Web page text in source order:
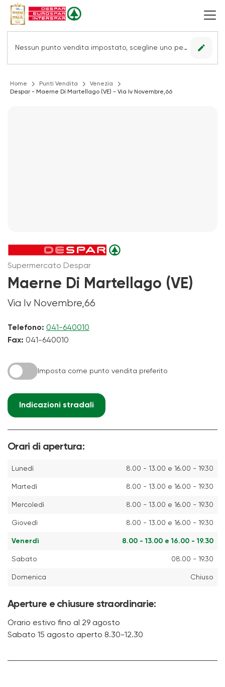
Nessun punto vendita impostato, scegline uno per vedere le offerte. edit
Home Punti Vendita
Venezia
Despar - Maerne Di Martellago (VE) - Via Iv Novembre,66
Supermercato Despar
Maerne Di Martellago (VE)
Via Iv Novembre,66
Telefono: 041-640010
Fax: 041-640010
Imposta come punto vendita preferito
Indicazioni stradali
Orari di apertura:
Lunedì 8.00 - 13.00 e 16.00 - 19.30
Martedì 8.00 - 13.00 e 16.00 - 19.30
Mercoledì 8.00 - 13.00 e 16.00 - 19.30
Giovedì 8.00 - 13.00 e 16.00 - 19.30
Venerdì 8.00 - 13.00 e 16.00 - 19.30
Sabato 08.00 - 19.30
Domenica Chiuso
Aperture e chiusure straordinarie:
Orario estivo fino al 29 agosto
Sabato 15 agosto aperto 8.30-12.30